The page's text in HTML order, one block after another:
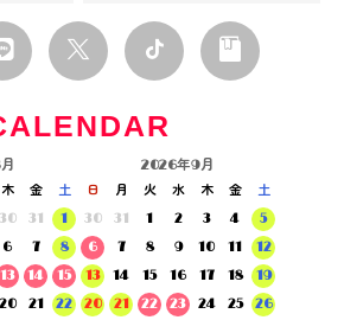
木 金
土
30 31
1
6 7
8
13 14
15
20 21
22
2026年9月
日 月 火 水 木 金
土
30
31 1 2 3 4
5
6
7 8 9 10 11
12
13
14 15 16 17 18
19
20
21 22 23 24 25
26